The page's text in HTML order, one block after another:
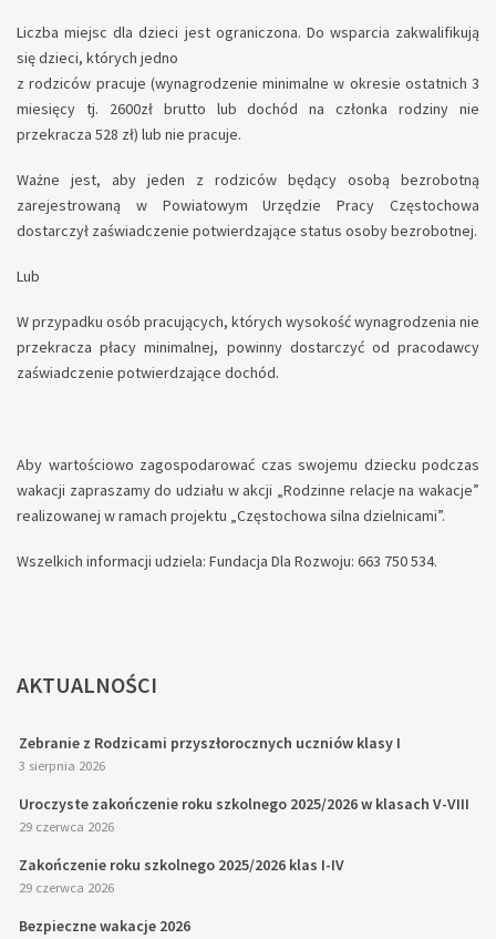
Liczba miejsc dla dzieci jest ograniczona. Do wsparcia zakwalifikują
się dzieci, których jedno
z rodziców pracuje (wynagrodzenie minimalne w okresie ostatnich 3
miesięcy tj. 2600zł brutto lub dochód na członka rodziny nie
przekracza 528 zł) lub nie pracuje.
Ważne jest, aby jeden z rodziców będący osobą bezrobotną
zarejestrowaną w Powiatowym Urzędzie Pracy Częstochowa
dostarczył zaświadczenie potwierdzające status osoby bezrobotnej.
Lub
W przypadku osób pracujących, których wysokość wynagrodzenia nie
przekracza płacy minimalnej, powinny dostarczyć od pracodawcy
zaświadczenie potwierdzające dochód.
Aby wartościowo zagospodarować czas swojemu dziecku podczas
wakacji zapraszamy do udziału w akcji „Rodzinne relacje na wakacje”
realizowanej w ramach projektu „Częstochowa silna dzielnicami”.
Wszelkich informacji udziela: Fundacja Dla Rozwoju: 663 750 534.
AKTUALNOŚCI
Zebranie z Rodzicami przyszłorocznych uczniów klasy I
3 sierpnia 2026
Uroczyste zakończenie roku szkolnego 2025/2026 w klasach V-VIII
29 czerwca 2026
Zakończenie roku szkolnego 2025/2026 klas I-IV
29 czerwca 2026
Bezpieczne wakacje 2026